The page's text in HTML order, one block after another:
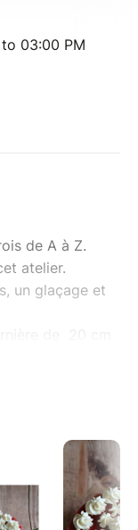
03:00 PM
de A à Z.
atelier.
un glaçage et
de 20 cm
les besoins